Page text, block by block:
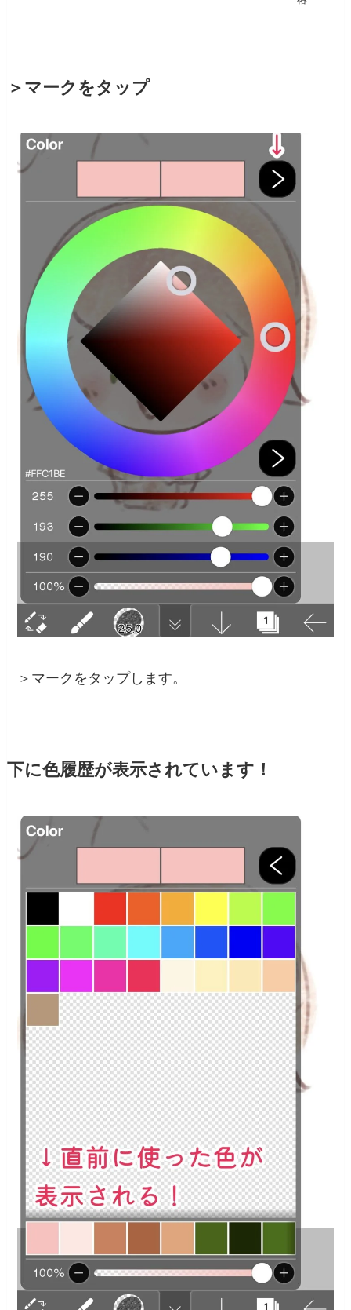
＞マークをタップ
＞マークをタップします。
下に色履歴が表示されています！